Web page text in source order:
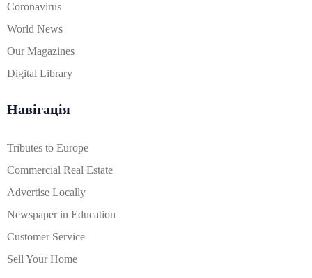
Coronavirus
World News
Our Magazines
Digital Library
Навігація
Tributes to Europe
Commercial Real Estate
Advertise Locally
Newspaper in Education
Customer Service
Sell Your Home